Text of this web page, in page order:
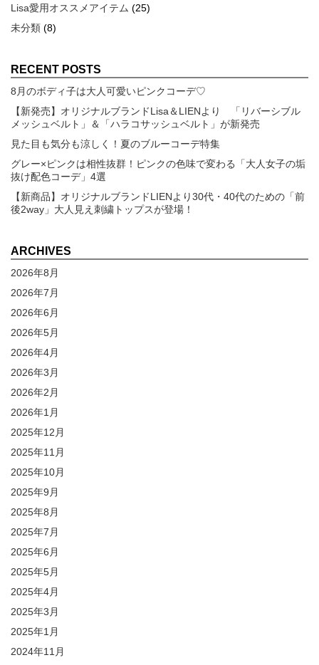
Lisa愛用オススメアイテム (25)
未分類 (8)
RECENT POSTS
8月のボディ子は大人可愛いピンクコーデ♡
【新発売】オリジナルブランドLisa＆LIENより 「リバーシブル
メッシュベルト」＆「ハラコサッシュベルト」が新発売
見た目も気分も涼しく！夏のブルーコーデ特集
グレー×ピンクは相性抜群！ピンクの色味で変わる「大人女子の垢
抜け配色コーデ」4選
【新商品】オリジナルブランドLIENより30代・40代のための「前
後2way」大人見え刺繍トップスが登場！
ARCHIVES
2026年8月
2026年7月
2026年6月
2026年5月
2026年4月
2026年3月
2026年2月
2026年1月
2025年12月
2025年11月
2025年10月
2025年9月
2025年8月
2025年7月
2025年6月
2025年5月
2025年4月
2025年3月
2025年1月
2024年11月